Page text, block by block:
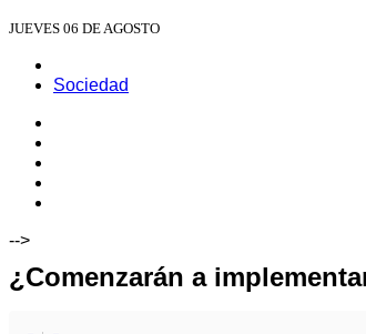
JUEVES 06 DE AGOSTO
Sociedad
-->
¿Comenzarán a